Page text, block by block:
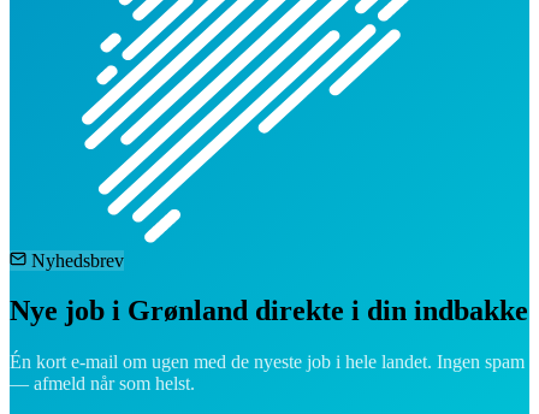
Nyhedsbrev
Nye job i Grønland direkte i din indbakke
Én kort e-mail om ugen med de nyeste job i hele landet. Ingen spam
— afmeld når som helst.